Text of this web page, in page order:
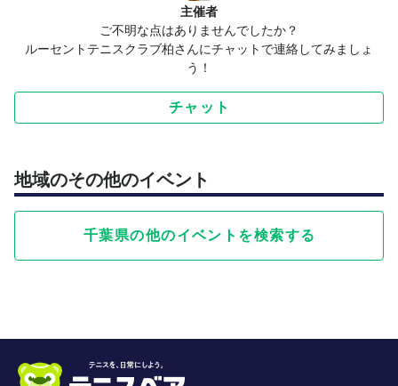
主催者
ご不明な点はありませんでしたか？
ルーセントテニスクラブ柏さんにチャットで連絡してみましょ
う！
チャット
地域のその他のイベント
千葉県の他のイベントを検索する